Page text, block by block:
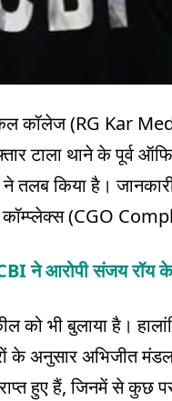
कॉलेज (RG Kar
टाला थाने के पूर्व
तलब किया है।
(CGO
ने आरोपी संजय रॉय
को भी बुलाया है।
के अनुसार अभिजीत
हुए हैं, जिनमें से